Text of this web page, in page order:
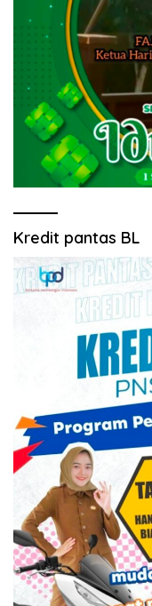
Kredit pantas BL